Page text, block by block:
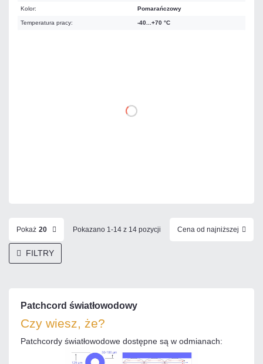
Kolor: Pomarańczowy
Temperatura pracy: -40...+70 °C
DO KOSZYKA
Pokaż 20 Pokazano 1-14 z 14 pozycji Cena od najniższej
FILTRY
Patchcord światłowodowy
Czy wiesz, że?
Patchcordy światłowodowe dostępne są w odmianach: